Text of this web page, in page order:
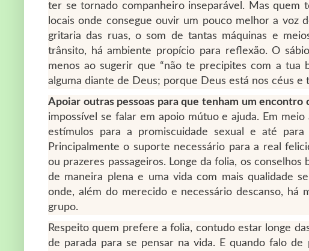
ter se tornado companheiro inseparável. Mas
locais onde consegue ouvir um pouco melhor a
gritaria das ruas, o som de tantas máquinas e
trânsito, há ambiente propício para reflexão. O
menos ao sugerir que “não te precipites com a tua
alguma diante de Deus; porque Deus está nos céus e
Apoiar outras pessoas para que tenham um encontro
impossível se falar em apoio mútuo e ajuda. Em
estímulos para a promiscuidade sexual e até
Principalmente o suporte necessário para a real
ou prazeres passageiros. Longe da folia, os
de maneira plena e uma vida com mais qualidade
onde, além do merecido e necessário descanso,
grupo.
Respeito quem prefere a folia, contudo estar longe
de parada para se pensar na vida. E quando falo